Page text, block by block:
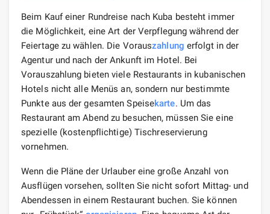
Beim Kauf einer Rundreise nach Kuba besteht immer
die Möglichkeit, eine Art der Verpflegung während der
Feiertage zu wählen. Die Vorauszahlung erfolgt in der
Agentur und nach der Ankunft im Hotel. Bei
Vorauszahlung bieten viele Restaurants in kubanischen
Hotels nicht alle Menüs an, sondern nur bestimmte
Punkte aus der gesamten Speisekarte. Um das
Restaurant am Abend zu besuchen, müssen Sie eine
spezielle (kostenpflichtige) Tischreservierung
vornehmen.
Wenn die Pläne der Urlauber eine große Anzahl von
Ausflügen vorsehen, sollten Sie nicht sofort Mittag- und
Abendessen in einem Restaurant buchen. Sie können